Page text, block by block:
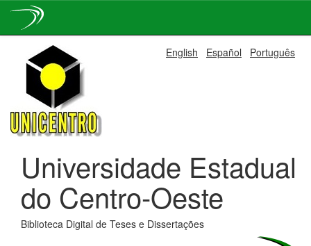
navigation
English Español Português
Universidade Estadual
do Centro-Oeste
Biblioteca Digital de Teses e Dissertações